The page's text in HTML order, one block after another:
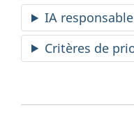
IA responsable
Critères de